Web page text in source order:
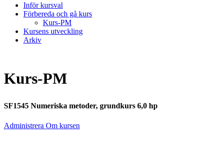
Inför kursval
Förbereda och gå kurs
Kurs-PM
Kursens utveckling
Arkiv
Kurs-PM
SF1545 Numeriska metoder, grundkurs 6,0 hp
Administrera Om kursen